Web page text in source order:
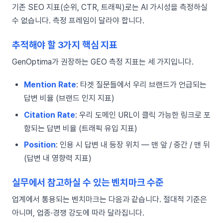
기존 SEO 지표(순위, CTR, 트래픽)로는 AI 가시성을 측정하실
수 없습니다. 측정 프레임이 달라야 합니다.
추적해야 할 3가지 핵심 지표
GenOptima가 권장하는 GEO 측정 지표는 세 가지입니다.
Mention Rate: 타겟 질문들에서 우리 브랜드가 언급되는
답변 비율 (브랜드 인지 지표)
Citation Rate: 우리 도메인 URL이 클릭 가능한 링크로 포
함되는 답변 비율 (트래픽 유입 지표)
Position: 인용 시 답변 내 등장 위치 — 맨 앞 / 중간 / 맨 뒤
(답변 내 영향력 지표)
실무에서 참고하실 수 있는 벤치마크 수준
업계에서 통용되는 벤치마크는 다음과 같습니다. 절대적 기준은
아니며, 업종·경쟁 강도에 따라 달라집니다.